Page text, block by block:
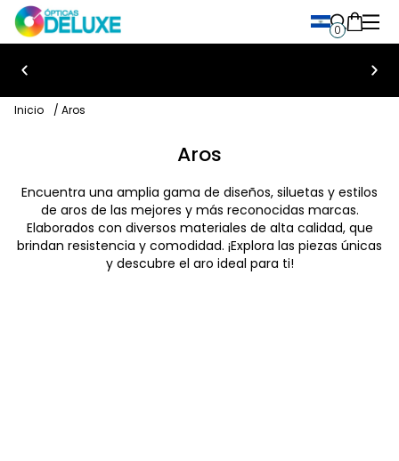
0
Bienvenido a Ópticas Deluxe
Inicio / Aros
Aros
Encuentra una amplia gama de diseños, siluetas y estilos
de aros de las mejores y más reconocidas marcas.
Elaborados con diversos materiales de alta calidad, que
brindan resistencia y comodidad. ¡Explora las piezas únicas
y descubre el aro ideal para ti!